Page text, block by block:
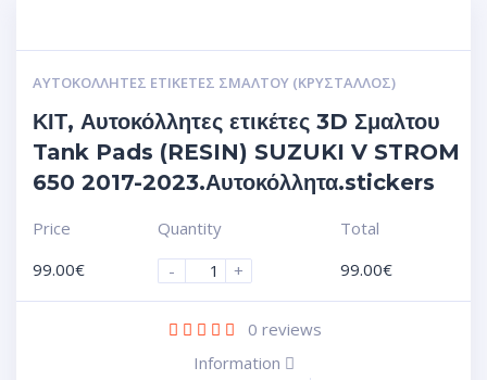
ΑΥΤΟΚΌΛΛΗΤΕΣ ΕΤΙΚΈΤΕΣ ΣΜΆΛΤΟΥ (ΚΡΥΣΤΑΛΛΟΣ)
ΚΙΤ, Αυτοκόλλητες ετικέτες 3D Σμαλτου
Tank Pads (RESIN) SUZUKI V STROM
650 2017-2023.Αυτοκόλλητα.stickers
Price
99.00€
Quantity
-
+
Total
99.00€
0 reviews
Information